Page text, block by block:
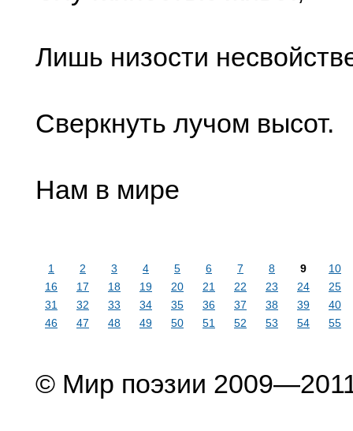
Лишь низости
Сверкнуть лучом высот.
Нам в мире
1 2 3 4 5 6 7 8 9
10
16
17 18 19 20 21 22 23 24
25
31
32 33 34 35 36 37 38 39
40
46
47 48 49 50 51 52 53 54 55
© Мир поэзии